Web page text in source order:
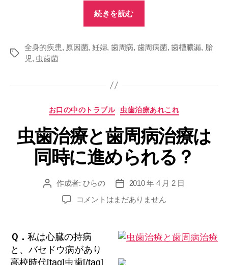
続きを読む
患
念
に
つ
い
て”
タ
全身的疾患, 原因菌, 妊婦, 歯周病, 歯周病菌,歯槽膿漏, 胎
児, 虫歯菌
カ
ゴ
リ
ー
お口の中のトラブル 虫歯治療あれこれ
虫歯治療と歯周病治療は
同時に進められる？
投 作成者: ひらの
投
稿
日
2010 年 4 月 2 日
虫
療
と
歯
コメントはまだありません
Ｑ． 私は心臓の持病
と、バセドウ病があり
高校時代[tag]虫歯[/tag]